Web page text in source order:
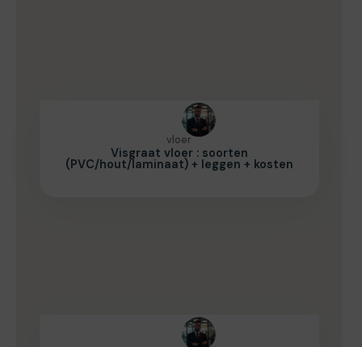
vloer
Visgraat vloer : soorten
(PVC/hout/laminaat) + leggen + kosten